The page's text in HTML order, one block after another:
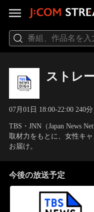
ストレ
07月01日 18:00-22:00 240分
TBS・JNN（Japan News
取材力をもとに、女性キ
お届け。
今後の放送予定